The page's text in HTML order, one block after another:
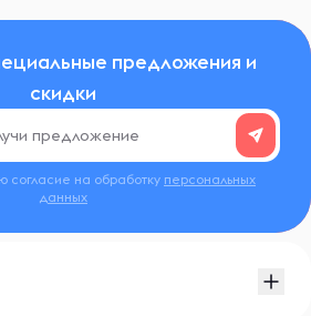
предложения и
скидки
согласие на обработку персональных
данных